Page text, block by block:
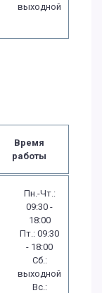
выходной
Время
работы
Пн.-Чт.:
09:30 -
18:00
Пт.: 09:30
- 18:00
Сб.:
выходной
Вс.: